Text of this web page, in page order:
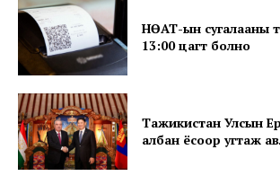
Company
НӨАТ-ын сугалааны
13:00 цагт болно
Тажикистан Улсын
албан ёсоор угтаж